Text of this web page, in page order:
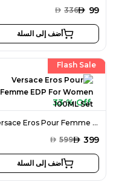
AED 99
AED 336
أضف إلى السلة
Flash Sale
33 % Off
Versace Eros Pour Femme EDP For Women 100ML Set
AED 399
AED 599
أضف إلى السلة